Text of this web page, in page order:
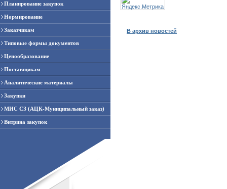
Планирование закупок
Нормирование
Заказчикам
Типовые формы документов
Ценообразование
Поставщикам
Аналитические материалы
Закупки
МИС СЗ (АЦК-Муниципальный заказ)
Витрина закупок
В архив новостей